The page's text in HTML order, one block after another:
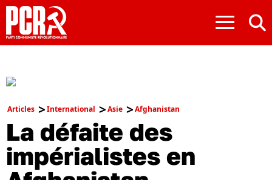
≡
Articles International Asie Afghanistan
La défaite des
impérialistes en